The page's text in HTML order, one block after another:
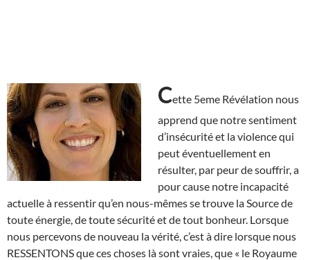
Cette 5eme Révélation nous
apprend que notre sentiment
d’insécurité et la violence qui
peut éventuellement en
résulter, par peur de souffrir, a
pour cause notre incapacité
actuelle à ressentir qu’en nous-mêmes se trouve la Source de
toute énergie, de toute sécurité et de tout bonheur. Lorsque
nous percevons de nouveau la vérité, c’est à dire lorsque nous
RESSENTONS que ces choses là sont vraies, que « le Royaume